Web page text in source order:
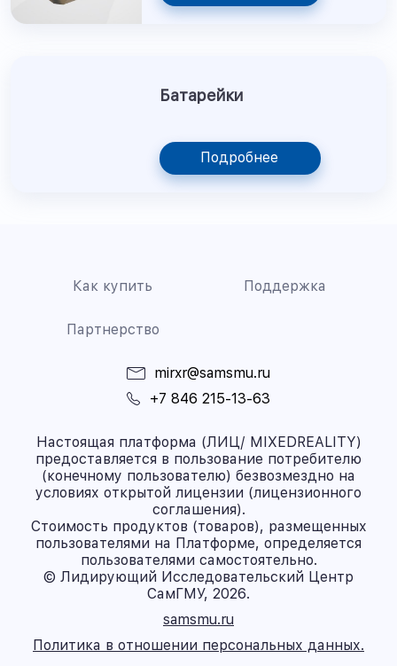
Батарейки
Подробнее
Как купить Поддержка
Партнерство
mirxr@samsmu.ru
+7 846 215-13-63
Настоящая платформа (ЛИЦ/ MIXEDREALITY)
предоставляется в пользование потребителю
(конечному пользователю) безвозмездно на
условиях открытой лицензии (лицензионного
соглашения).
Стоимость продуктов (товаров), размещенных
пользователями на Платформе, определяется
пользователями самостоятельно.
© Лидирующий Исследовательский Центр
СамГМУ, 2026.
samsmu.ru
Политика в отношении персональных данных.